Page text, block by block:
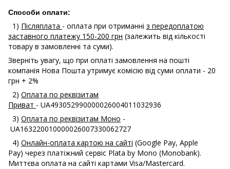
Способи оплати:
1) Післяплата - оплата при отриманні з передоплатою
заставного платежу 150-200 грн (залежить від кількості
товару в замовленні та суми).
Зверніть увагу, що при оплаті замовлення на пошті
компанія Нова Пошта утримує комісію від суми оплати - 20
грн + 2%
2) Оплата по реквізитам
Приват - UA493052990000026004011032936
3) Оплата по реквізитам Моно -
UA163220010000026007330062727
4) Онлайн-оплата картою на сайті (Google Pay, Apple
Pay) через платіжний сервіс Plata by Mono (Monobank).
Миттєва оплата на сайті картами Visa/Mastercard.